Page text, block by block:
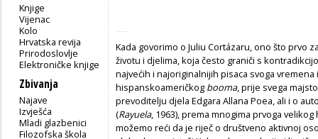
Knjige
Vijenac
Kolo
Hrvatska revija
Prirodoslovlje
Elektroničke knjige
Zbivanja
Najave
Izvješća
Mladi glazbenici
Filozofska škola
Kada govorimo o Juliu Cortázaru, ono što prvo
životu i djelima, koja često graniči s
najvećih i najoriginalnijih pisaca svoga
hispanskoameričkog booma, prije svega
prevoditelju djela Edgara Allana Poea, ali i o
(Rayuela, 1963), prema mnogima prvoga
možemo reći da je riječ o društveno aktivnoj